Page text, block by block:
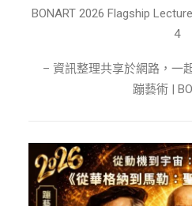
BON攝影
BON插畫
節慶長笛樂團
BONART 2026 Flagship
4
– 資訊整理共享於網路，一
蹦藝術 |